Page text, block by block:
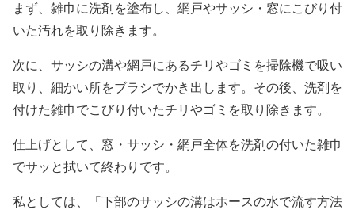
まず、雑巾に洗剤を塗布し、網戸やサッシ・窓にこびり付
いた汚れを取り除きます。
次に、サッシの溝や網戸にあるチリやゴミを掃除機で吸い
取り、細かい所をブラシでかき出します。その後、洗剤を
付けた雑巾でこびり付いたチリやゴミを取り除きます。
仕上げとして、窓・サッシ・網戸全体を洗剤の付いた雑巾
でサッと拭いて終わりです。
私としては、「下部のサッシの溝はホースの水で流す方法